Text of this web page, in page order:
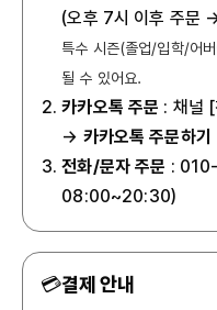
(오후 7시 이후 주문
특수 시즌(졸업/입학/어
될 수 있어요.
카카오톡 주문 : 채널
→ 카카오톡 주문하
전화/문자 주문 :
08:00~20:30)
💳결제 안내